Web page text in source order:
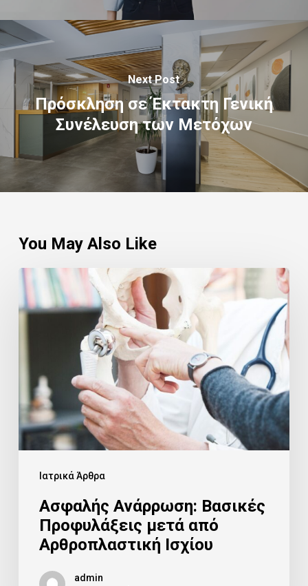
Next Post
Πρόσκληση σε Έκτακτη Γενική
Συνέλευση των Μετόχων
You May Also Like
Ιατρικά Άρθρα
Ασφαλής
Ανάρρωση:
Προφυλάξεις
από
Αρθροπλαστική
Ισχίου
Ασφαλής Ανάρρωση: Βασικές
Προφυλάξεις μετά από
Αρθροπλαστική Ισχίου
admin